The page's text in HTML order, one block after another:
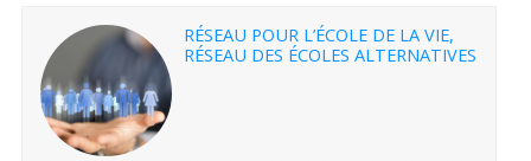
RÉSEAU POUR L’ÉCOLE DE LA VIE,
RÉSEAU DES ÉCOLES ALTERNATIVES